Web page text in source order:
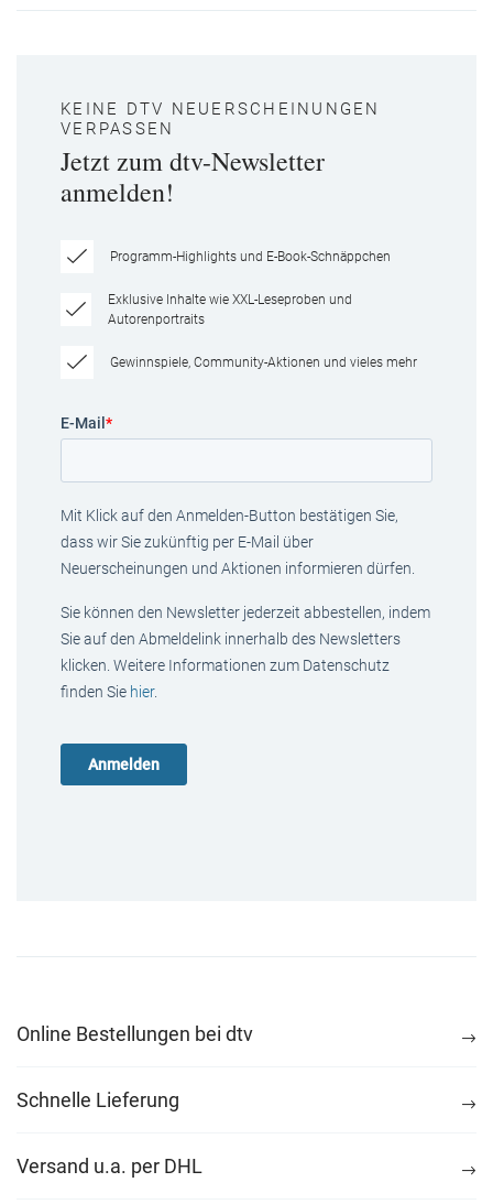
KEINE DTV NEUERSCHEINUNGEN
VERPASSEN
Jetzt zum dtv-Newsletter
anmelden!
Programm-Highlights und E-Book-Schnäppchen
Exklusive Inhalte wie XXL-Leseproben und
Autorenportraits
Gewinnspiele, Community-Aktionen und vieles mehr
E-Mail *
Mit Klick auf den Anmelden-Button bestätigen Sie,
dass wir Sie zukünftig per E-Mail über
Neuerscheinungen und Aktionen informieren dürfen.
Sie können den Newsletter jederzeit abbestellen, indem
Sie auf den Abmeldelink innerhalb des Newsletters
klicken. Weitere Informationen zum Datenschutz
finden Sie hier.
Online Bestellungen bei dtv
Schnelle Lieferung
Versand u.a. per DHL